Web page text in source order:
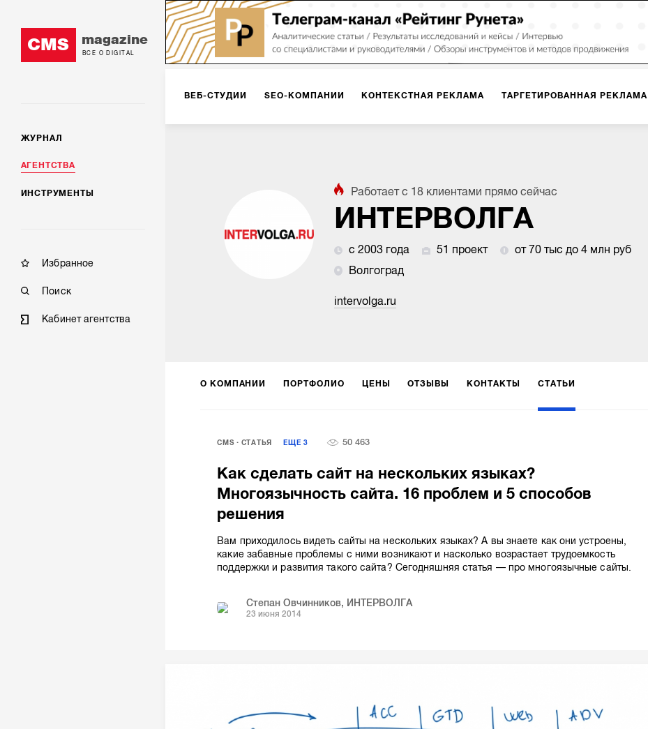
CMS magazine
ВСЕ О DIGITAL
ЖУРНАЛ
АГЕНТСТВА
ИНСТРУМЕНТЫ
Избранное
Поиск
Кабинет агентства
ВЕБ-СТУДИИ SEO-КОМПАНИИ КОНТЕКСТНАЯ РЕКЛАМА ТАРГЕТИРОВАННАЯ РЕКЛАМА
РЕКЛАМА НА ИНТЕРНЕТ-ПЛОЩАДКАХ РАБОТА С МАРКЕТПЛЕЙСАМИ
Работает с 18 клиентами прямо сейчас
ИНТЕРВОЛГА
с 2003 года 51 проект
от 70 тыс до 4 млн руб
Волгоград
intervolga.ru
О КОМПАНИИ ПОРТФОЛИО ЦЕНЫ ОТЗЫВЫ КОНТАКТЫ СТАТЬИ
CMS СТАТЬЯ ЕЩЕ3 50 463
Как сделать сайт на нескольких языках?
Многоязычность сайта. 16 проблем и 5 способов
решения
Вам приходилось видеть сайты на нескольких языках? А вы знаете как они устроены,
какие забавные проблемы с ними возникают и насколько возрастает трудоемкость
поддержки и развития такого сайта? Сегодняшняя статья — про многоязычные сайты.
Степан Овчинников, ИНТЕРВОЛГА
23 июня 2014